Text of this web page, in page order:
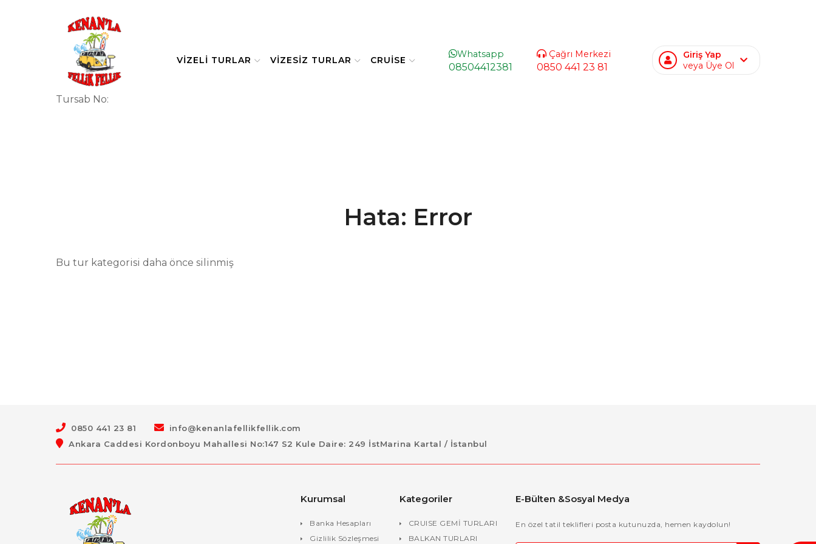
Whatsapp
08504412381
Çağrı Merkezi
0850 441 23 81
Tursab No:
Giriş Yap
veya Üye Ol
VIZELI TURLAR VIZESIZ TURLAR CRUISE
Hata: Error
Bu tur kategorisi daha önce silinmiş
0850 441 23 81
info@kenanlafellikfellik.com
Ankara Caddesi Kordonboyu Mahallesi No:147 S2 Kule Daire: 249 İstMarina Kartal / İstanbul
Kurumsal
Banka Hesapları
Gizlilik Sözleşmesi
Kategoriler
CRUISE GEMİ TURLARI
BALKAN TURLARI
E-Bülten &Sosyal Medya
En özel tatil teklifleri posta kutunuzda, hemen kaydolun!